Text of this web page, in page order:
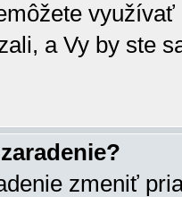
a Vy by ste
zmeniť